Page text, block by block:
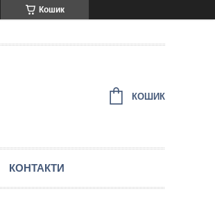
Кошик
КОШИК
КОНТАКТИ